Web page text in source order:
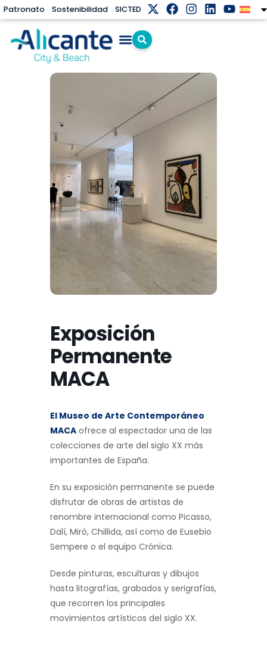
Patronato Sostenibilidad SICTED
Exposición
Permanente
MACA
El Museo de Arte Contemporáneo
MACA ofrece al espectador una de las
colecciones de arte del siglo XX más
importantes de España.
En su exposición permanente se puede
disfrutar de obras de artistas de
renombre internacional como Picasso,
Dalí, Miró, Chillida, así como de Eusebio
Sempere o el equipo Crónica.
Desde pinturas, esculturas y dibujos
hasta litografías, grabados y serigrafías,
que recorren los principales
movimientos artísticos del siglo XX.